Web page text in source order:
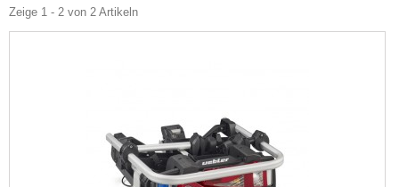
Zeige 1 - 2 von 2 Artikeln